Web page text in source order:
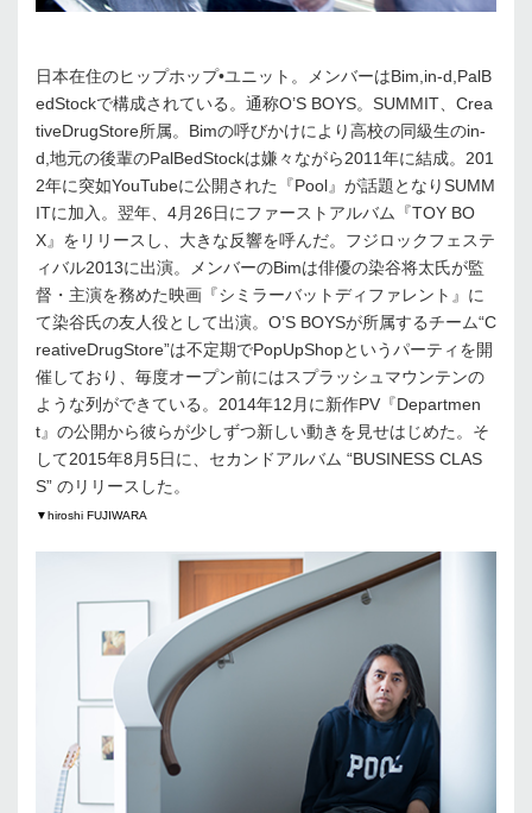
日本在住のヒップホップ•ユニット。メンバーはBim,in-d,PalB
edStockで構成されている。通称O’S BOYS。SUMMIT、Crea
tiveDrugStore所属。Bimの呼びかけにより高校の同級生のin-
d,地元の後輩のPalBedStockは嫌々ながら2011年に結成。201
2年に突如YouTubeに公開された『Pool』が話題となりSUMM
ITに加入。翌年、4月26日にファーストアルバム『TOY BO
X』をリリースし、大きな反響を呼んだ。フジロックフェステ
ィバル2013に出演。メンバーのBimは俳優の染谷将太氏が監
督・主演を務めた映画『シミラーバットディファレント』に
て染谷氏の友人役として出演。O’S BOYSが所属するチーム“C
reativeDrugStore”は不定期でPopUpShopというパーティを開
催しており、毎度オープン前にはスプラッシュマウンテンの
ような列ができている。2014年12月に新作PV『Departmen
t』の公開から彼らが少しずつ新しい動きを見せはじめた。そ
して2015年8月5日に、セカンドアルバム “BUSINESS CLAS
S” のリリースした。
▼hiroshi FUJIWARA